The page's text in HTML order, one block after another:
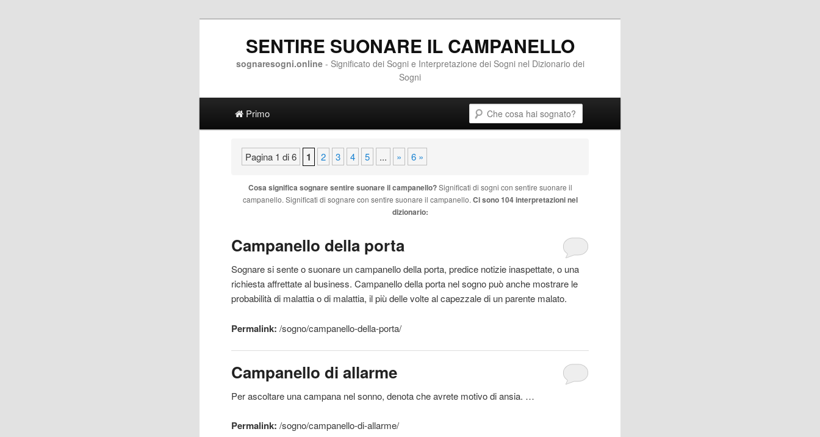
SENTIRE SUONARE IL CAMPANELLO
sognaresogni.online- Significato dei Sogni e Interpretazione dei Sogni nel Dizionario dei
Sogni
Vai al contenuto principale
Vai al contenuto secondario
Primo
Pagina 1 di 6 1 2 3 4 5 ... » 6 »
Cosa significa sognaresentire suonare il campanello?Significati di sogni con sentire suonare il
campanello. Significati di sognare con sentire suonare il campanello.Ci sono 104 interpretazioni nel
dizionario:
Campanello della porta
Sognare si sente osuonare uncampanellodella porta, predice notizie inaspettate, o una
richiesta affrettate al business.Campanellodella porta nel sogno può anche mostrare le
probabilità di malattia o di malattia, ilpiù delle volte al capezzale di un parente malato.
Permalink: /sogno/campanello-della-porta/
Campanello di allarme
Per ascoltare una campana nel sonno, denota che avrete motivo di ansia. …
Permalink: /sogno/campanello-di-allarme/